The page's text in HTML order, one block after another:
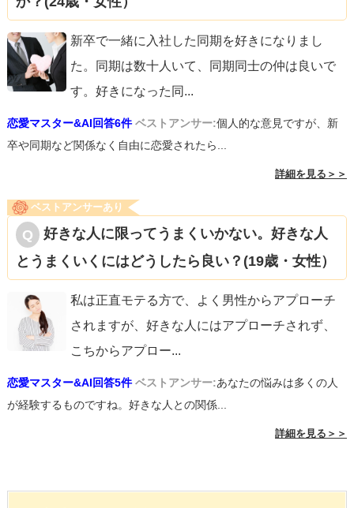
新卒で一緒に入社した同期を好きになりまし
た。同期は数十人いて、同期同士の仲は良いで
す。好きになった同 ...
恋愛マスター&AI回答6件 ベストアンサー:個人的な意見ですが、新
卒や同期など関係なく自由に恋愛されたら...
詳細を見る＞＞
ベストアンサーあり
好きな人に限ってうまくいかない。好きな人
とうまくいくにはどうしたら良い？(19歳・女性）
私は正直モテる方で、よく男性からアプローチ
されますが、好きな人にはアプローチされず、
こちからアプロー...
恋愛マスター&AI回答5件 ベストアンサー:あなたの悩みは多くの人
が経験するものですね。好きな人との関係...
詳細を見る＞＞